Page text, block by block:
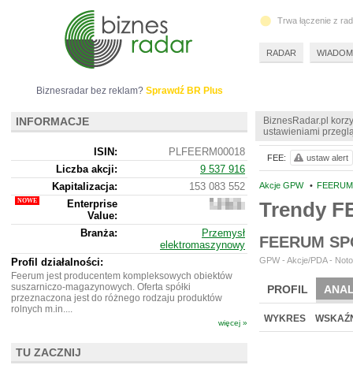
BiznesRadar.pl
ustawieniami
Akcje GPW •
Trendy
FEERUM
GPW - Akcje/PDA -
PROFIL
BR LAB
WYKRES
FEE: ustaw alert
Biznesradar bez reklam? Sprawdź BR Plus
INFORMACJE
ISIN:
PLFEERM00018
Liczba akcji:
9 537 916
Kapitalizacja:
153 083 552
Enterprise
Value:
142
552
Branża:
Przemysł
elektromaszynowy
Profil działalności:
Feerum jest producentem kompleksowych obiektów
suszarniczo-magazynowych. Oferta spółki
przeznaczona jest do różnego rodzaju produktów
rolnych m.in....
więcej »
TU ZACZNIJ
Trwa łączenie z
RADAR